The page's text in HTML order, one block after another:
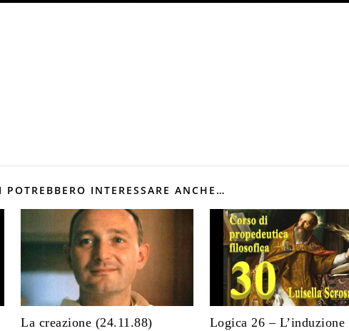
POTREBBERO INTERESSARE ANCHE…
La creazione (24.11.88) Logica 26 – L’induzione